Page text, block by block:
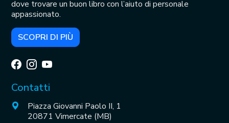
dove trovare un buon libro con l’aiuto di personale
appassionato.
SCOPRI DI PIÙ
Contatti
Piazza Giovanni Paolo II, 1
20871 Vimercate (MB)